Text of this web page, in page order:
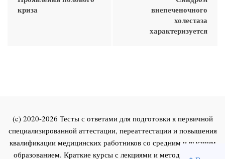
криза
внепеченочного
холестаза
характеризуется
(c) 2020-2026 Тесты с ответами для подготовки к первичной
специализированной аттестации, переаттестации и повышения
квалификации медицинских работников со средним и высшим
образованием. Краткие курсы с лекциями и методическими